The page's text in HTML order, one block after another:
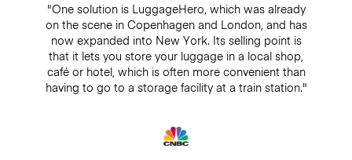
"One solution is LuggageHero, which was already
on the scene in Copenhagen and London, and has
now expanded into New York. Its selling point is
that it lets you store your luggage in a local shop,
café or hotel, which is often more convenient than
having to go to a storage facility at a train station."